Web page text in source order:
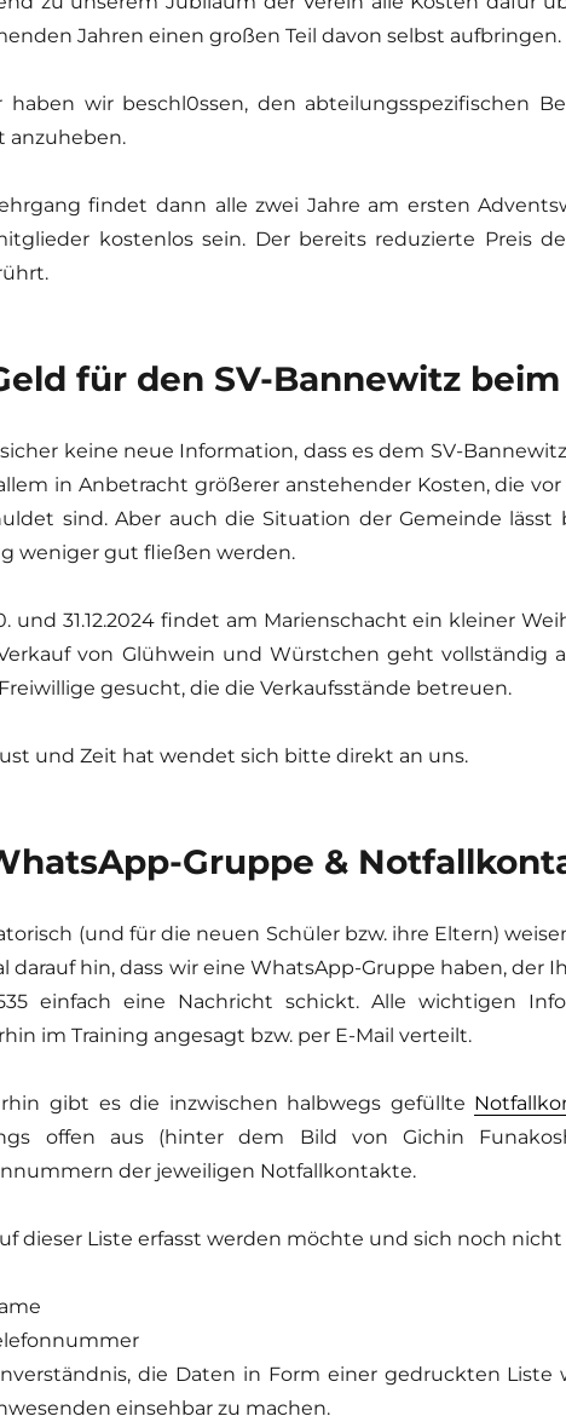
Jahren einen großen Teil davon selbst aufbringen.
haben wir beschl0ssen, den abteilungsspezifischen
anzuheben.
findet dann alle zwei Jahre am ersten
kostenlos sein. Der bereits reduzierte Preis
für den SV-Bannewitz
keine neue Information, dass es dem SV-
in Anbetracht größerer anstehender Kosten, die
sind. Aber auch die Situation der Gemeinde
weniger gut fließen werden.
und 31.12.2024 findet am Marienschacht ein kleiner
von Glühwein und Würstchen geht vollständig
gesucht, die die Verkaufsstände betreuen.
und Zeit hat wendet sich bitte direkt an uns.
Gruppe &
(und für die neuen Schüler bzw. ihre Eltern)
darauf hin, dass wir eine WhatsApp-Gruppe haben, der
einfach eine Nachricht schickt. Alle wichtigen
im Training angesagt bzw. per E-Mail verteilt.
gibt es die inzwischen halbwegs gefüllte
offen aus (hinter dem Bild von Gichin
der jeweiligen Notfallkontakte.
dieser Liste erfasst werden möchte und sich noch
die Daten in Form einer gedruckten Liste
einsehbar zu machen.